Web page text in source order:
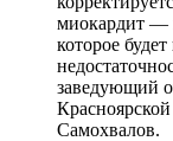
миокардит —
которое
заведующий
Самохвалов.